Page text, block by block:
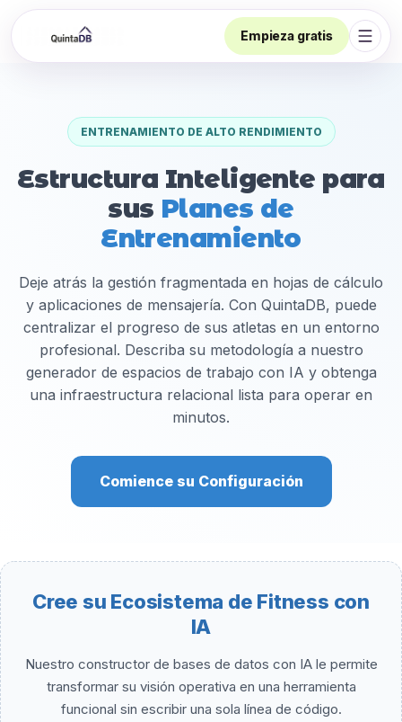
Empieza gratis
Abrir
ENTRENAMIENTO DE ALTO RENDIMIENTO
Estructura Inteligente para
sus Planes de
Entrenamiento
Deje atrás la gestión fragmentada en hojas de cálculo
y aplicaciones de mensajería. Con QuintaDB, puede
centralizar el progreso de sus atletas en un entorno
profesional. Describa su metodología a nuestro
generador de espacios de trabajo con IA y obtenga
una infraestructura relacional lista para operar en
minutos.
Comience su Configuración
Cree su Ecosistema de Fitness con
IA
Nuestro constructor de bases de datos con IA le permite
transformar su visión operativa en una herramienta
funcional sin escribir una sola línea de código.